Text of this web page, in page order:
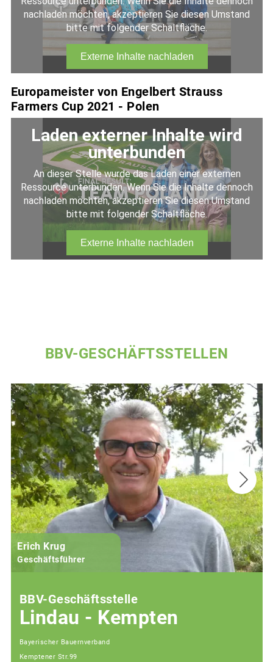
Europameister von Engelbert Strauss
Farmers Cup 2021 - Polen
BBV-GESCHÄFTSSTELLEN
Erich Krug
Geschäftsführer
BBV-Geschäftsstelle
Lindau - Kempten
Bayerischer Bauernverband
Kemptener Str.99